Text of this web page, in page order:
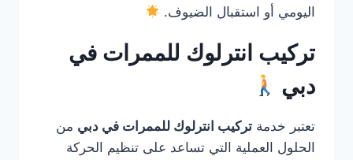
اليومي أو استقبال الضيوف.
تركيب انترلوك للممرات في
دبي
تعتبر خدمة تركيب انترلوك للممرات في دبي من
الحلول العملية التي تساعد على تنظيم الحركة